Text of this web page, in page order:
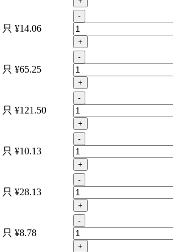
只 ¥14.06
-
+
只 ¥65.25
-
+
只 ¥121.50
-
+
只 ¥10.13
-
+
只 ¥28.13
-
+
只 ¥8.78
-
+